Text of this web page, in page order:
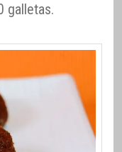
galletas.